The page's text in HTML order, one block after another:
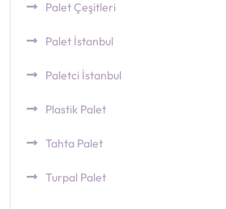
Palet Çeşitleri
Palet İstanbul
Paletci İstanbul
Plastik Palet
Tahta Palet
Turpal Palet